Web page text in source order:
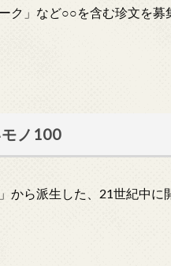
ク」など○○を含む珍文を
ノ100
から派生した、21世紀中